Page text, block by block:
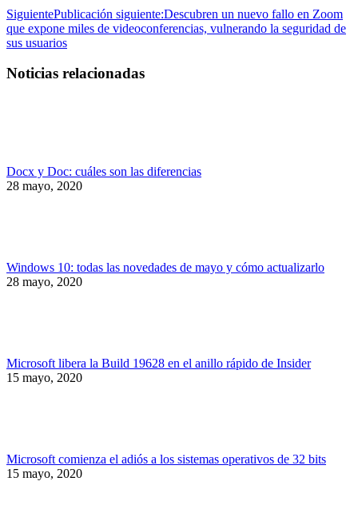
SiguientePublicación siguiente:Descubren un nuevo fallo en Zoom
que expone miles de videoconferencias, vulnerando la seguridad de
sus usuarios
Noticias relacionadas
Docx y Doc: cuáles son las diferencias
28 mayo, 2020
Windows 10: todas las novedades de mayo y cómo actualizarlo
28 mayo, 2020
Microsoft libera la Build 19628 en el anillo rápido de Insider
15 mayo, 2020
Microsoft comienza el adiós a los sistemas operativos de 32 bits
15 mayo, 2020